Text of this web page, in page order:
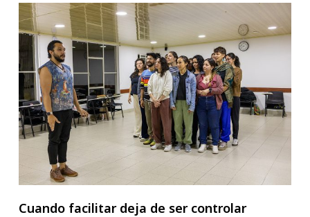
Cuando facilitar deja de ser controlar